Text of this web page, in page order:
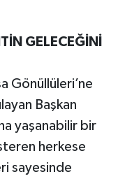
GELECEĞİNİ
Gönüllüleri’ne
Başkan
yaşanabilir bir
herkese
sayesinde